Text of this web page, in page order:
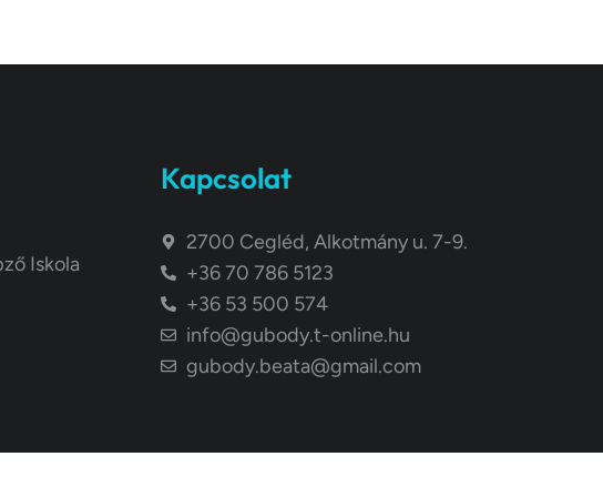
Iskola
Kapcsolat
2700 Cegléd, Alkotmány u. 7-9.
+36 70 786 5123
+36 53 500 574
info@gubody.t-online.hu
gubody.beata@gmail.com